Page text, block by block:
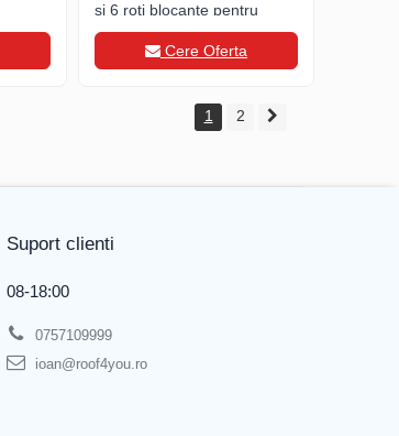
si 6 roti blocante pentru
deplasare
Cere Oferta
1 2
Suport clienti
08-18:00
0757109999
ioan@roof4you.ro